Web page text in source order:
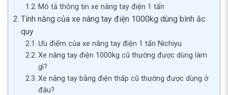
Mô tả thông tin xe nâng tay điện 1 tấn
Tính năng của xe nâng tay điện 1000kg dùng bình ắc
quy
Ưu điểm của xe nâng tay điện 1 tấn Nichiyu
Xe nâng tay điện 1000kg cũ thường được dùng làm
gì?
Xe nâng tay bằng điện thấp cũ thường được dùng ở
đâu?